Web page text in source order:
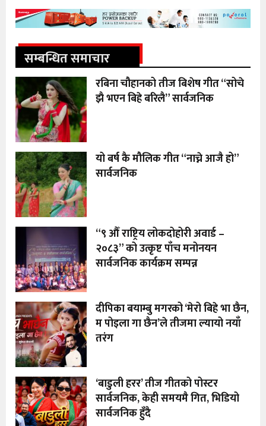
सम्बन्धित समाचार
रबिना चौहानको तीज बिशेष गीत “सोचे
झै भएन बिहे बरिलै” सार्वजनिक
यो बर्ष कै मौलिक गीत “नाच्ने आजै हो”
सार्वजनिक
“९ औँ राष्ट्रिय लोकदोहोरी अवार्ड –
२०८३” को उत्कृष्ट पाँच मनोनयन
सार्वजनिक कार्यक्रम सम्पन्न
दीपिका बयाम्बु मगरको ‘मेरो बिहे भा छैन,
म पोइला गा छैन’ले तीजमा ल्यायो नयाँ
तरंग
‘बाडुली हरर’ तीज गीतको पोस्टर
सार्वजनिक, केही समयमै गित, भिडियो
सार्वजनिक हुँदै